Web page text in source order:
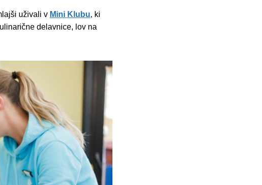
uživali v Mini Klubu, ki
delavnice, lov na